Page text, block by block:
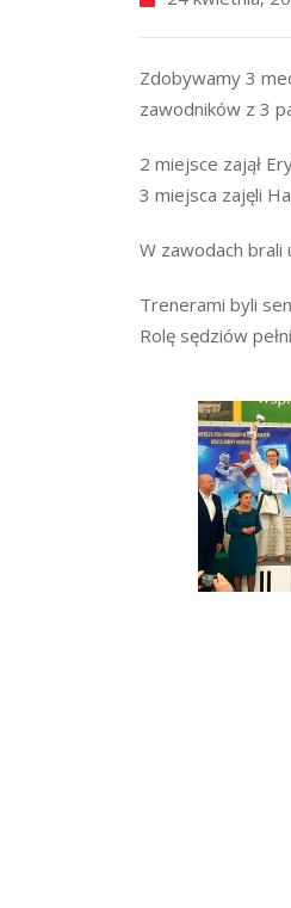
Zdobywamy 3
zawodników z 3
2 miejsce zajął
3 miejsca zajęli
W zawodach brali
Trenerami byli
Rolę sędziów